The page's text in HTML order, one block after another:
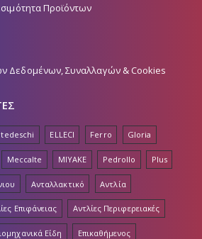
Προϊόντων
Δεδομένων, Συναλλαγών & Cookies
ELLECI Ferro Gloria
Meccalte MIYAKE Pedrollo Plus
Ανταλλακτικό Αντλία
Επιφάνειας Αντλίες Περιφερειακές
Είδη Επικαθήμενος